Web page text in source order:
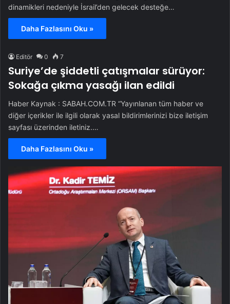
dinamikleri nedeniyle İsrail’den gelecek desteğe…
Daha Fazlasını Oku »
Editör 0 7
Suriye’de şiddetli çatışmalar sürüyor:
Sokağa çıkma yasağı ilan edildi
Haber Kaynak : SABAH.COM.TR “Yayınlanan tüm haber ve
diğer içerikler ile ilgili olarak yasal bildirimlerinizi bize iletişim
sayfası üzerinden iletiniz.…
Daha Fazlasını Oku »